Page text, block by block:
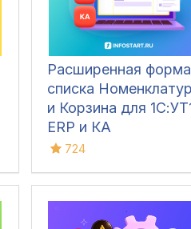
Расширенная форма
списка
и Корзина для
ERP и КА
724